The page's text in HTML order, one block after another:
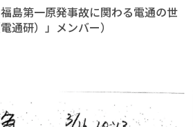
島第一原発事故に関わる電通の世
通研）」メンバー）